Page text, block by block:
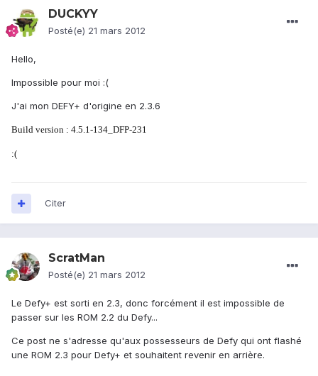
DUCKYY
Posté(e) 21 mars 2012
Hello,
Impossible pour moi :(
J'ai mon DEFY+ d'origine en 2.3.6
Build version : 4.5.1-134_DFP-231
:(
Citer
ScratMan
Posté(e) 21 mars 2012
Le Defy+ est sorti en 2.3, donc forcément il est impossible de
passer sur les ROM 2.2 du Defy...
Ce post ne s'adresse qu'aux possesseurs de Defy qui ont flashé
une ROM 2.3 pour Defy+ et souhaitent revenir en arrière.